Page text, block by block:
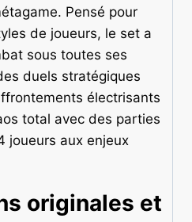
Pensé pour
de joueurs, le set a
sous toutes ses
duels stratégiques
électrisants
total avec des parties
joueurs aux enjeux
originales et